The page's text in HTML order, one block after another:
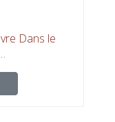
Dans le